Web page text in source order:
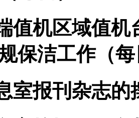
值机区域值机
保洁工作（
室报刊杂志